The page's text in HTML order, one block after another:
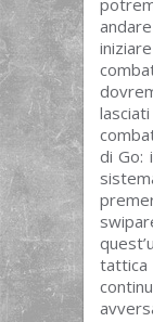
di Go:
tattica